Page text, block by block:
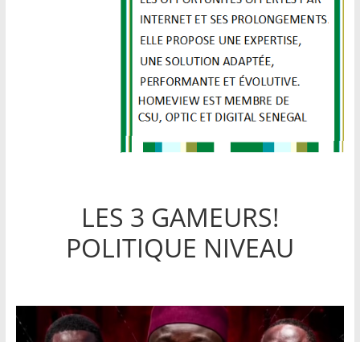
LES 3 GAMEURS!
POLITIQUE NIVEAU